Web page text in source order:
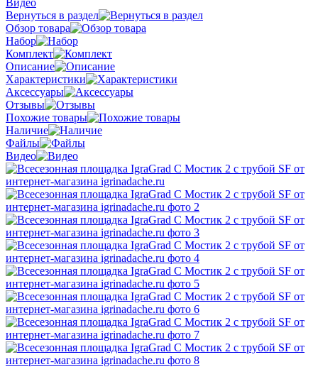
Вернуться в раздел
Обзор товара
Набор
Комплект
Описание
Характеристики
Аксессуары
Отзывы
Похожие товары
Наличие
Файлы
Видео